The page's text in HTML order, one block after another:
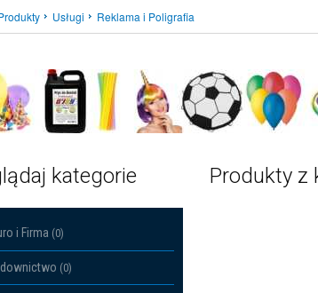
Usługi Reklama i Poligrafia
kategorie
i Firma (0)
(0)
Produkty z